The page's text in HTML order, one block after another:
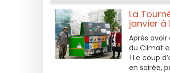
La
janvier à
Après
du Climat
! Le coup
en soirée,